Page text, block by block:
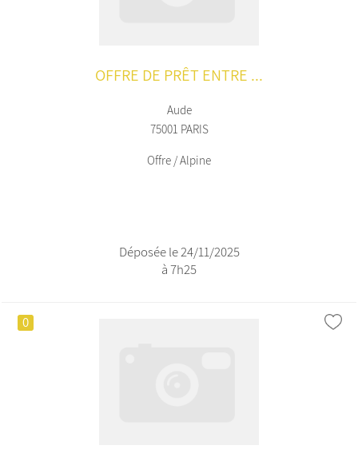
OFFRE DE PRÊT ENTRE ...
Aude
75001 PARIS
Offre / Alpine
Déposée le 24/11/2025
à 7h25
0